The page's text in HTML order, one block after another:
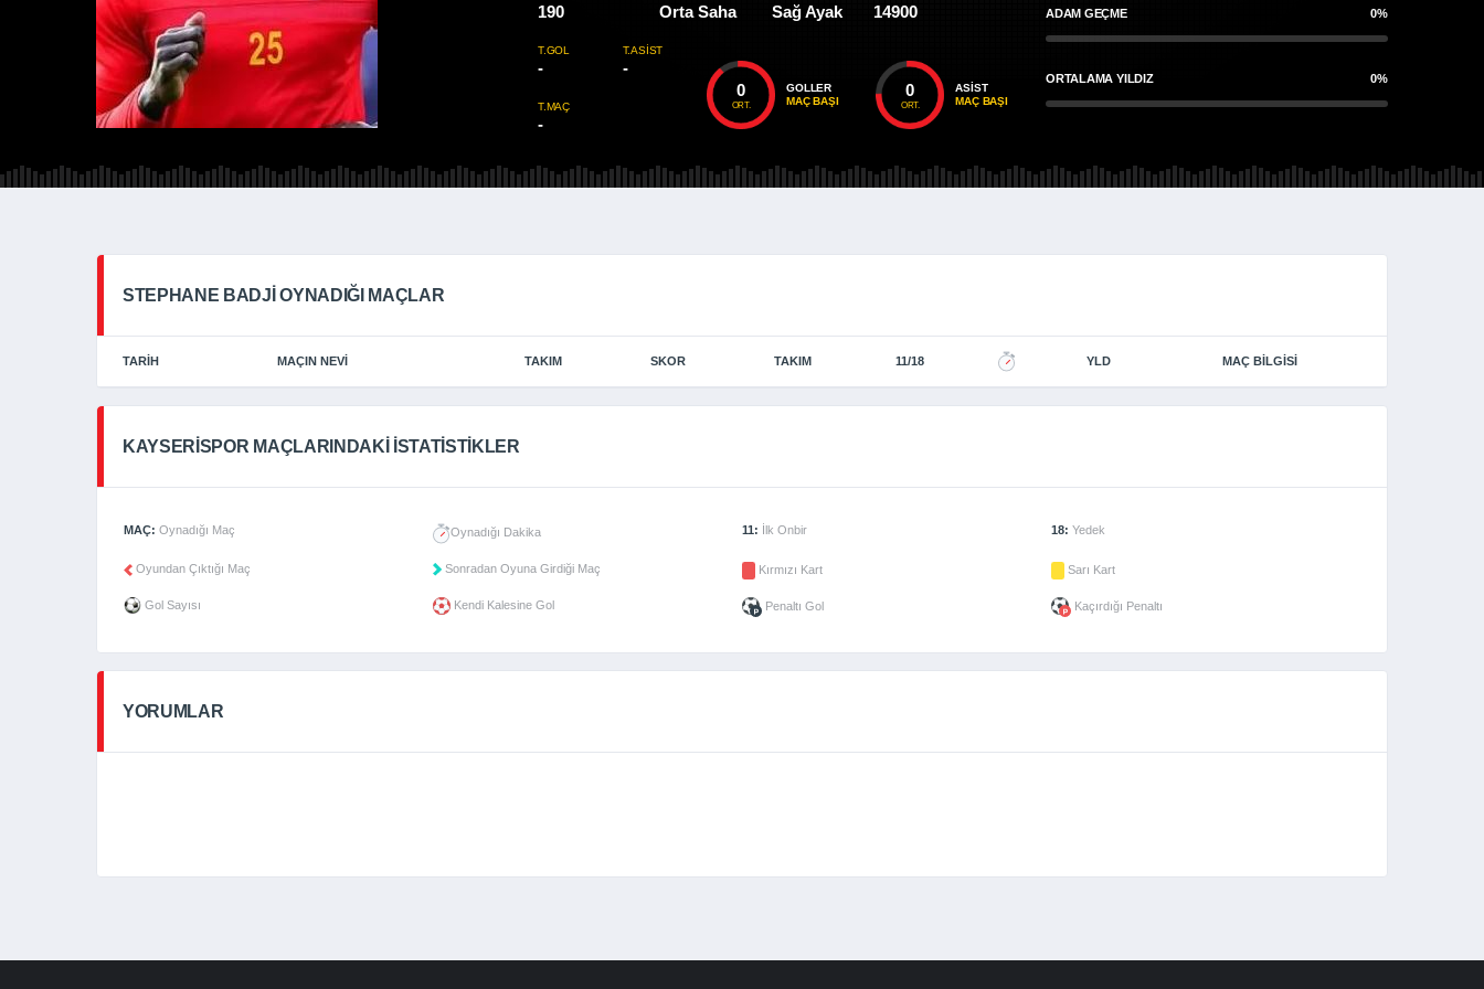
190 Orta Saha Sağ Ayak 14900
T.GOL
-
T.ASIST
-
T.MAÇ
-
0
ORT.
GOLLER
MAÇ BAŞI
0
ORT.
ASIST
MAÇ BAŞI
ADAM GEÇME 0%
ORTALAMA YILDIZ 0%
STEPHANE BADJI OYNADIĞI MAÇLAR
TARIH MAÇIN NEVI TAKIM SKOR TAKIM 11/18 YLD MAÇ BILGISI
KAYSERISPOR MAÇLARINDAKI İSTATISTIKLER
MAÇ: Oynadığı Maç Oynadığı Dakika 11: İlk Onbir 18: Yedek
Oyundan Çıktığı Maç Sonradan Oyuna Girdiği Maç Kırmızı Kart Sarı Kart
Gol Sayısı Kendi Kalesine Gol Penaltı Gol Kaçırdığı Penaltı
YORUMLAR